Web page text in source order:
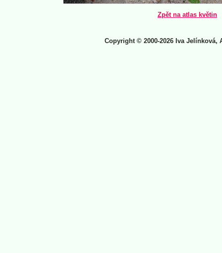
Zpět na atlas květin
Copyright © 2000-2026 Iva Jelínková,